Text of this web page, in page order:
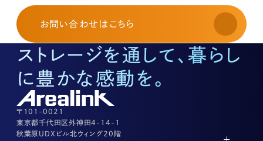
お申し込み・お問い合わせ
03-3526-8568
土地活用に関するお問い合わせ
03-3526-8574
底地に関するお問い合わせ
03-3526-8572
株式に関するお問い合わせ
03-3526-8556
その他上記に当てはまらない案件等
03-3526-8556
お問い合わせ はこちら
ストレージを通して、暮らし
に豊かな感動を。
〒101-0021
東京都千代田区外神田4-14-1
秋葉原UDXビル北ウィング20階